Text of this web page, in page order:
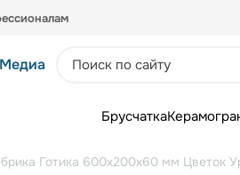
Медиа
Брусчатка
Готика 600х200х60 мм Цветок